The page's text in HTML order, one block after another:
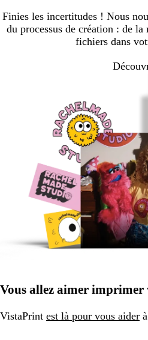
Finies les incertitudes ! Nous
du processus de création : de
fichiers dans
Vous allez aimer imprimer
VistaPrint est là pour vous aider